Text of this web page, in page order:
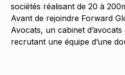
sociétés réalisant de 20 à
Avant de rejoindre Forward
Avocats, un cabinet
recrutant une équipe d’une